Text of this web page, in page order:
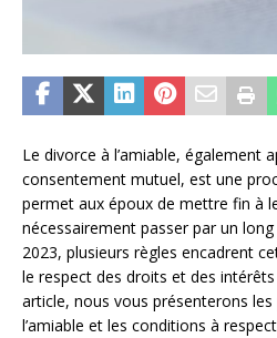
Le divorce à l’amiable, également
consentement mutuel, est une
permet aux époux de mettre fin à
nécessairement passer par un
2023, plusieurs règles encadrent
le respect des droits et des
article, nous vous présenterons
l’amiable et les conditions à